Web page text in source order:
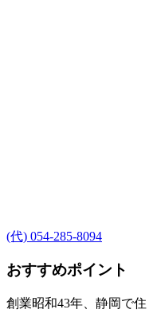
(代) 054-285-8094
おすすめポイント
創業昭和43年、静岡で